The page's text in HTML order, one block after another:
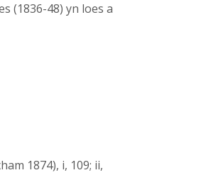
(1836-48) yn loes a
1874), i, 109; ii,